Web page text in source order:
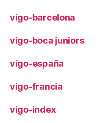
vigo-barcelona
vigo-boca juniors
vigo-españa
vigo-francia
vigo-index